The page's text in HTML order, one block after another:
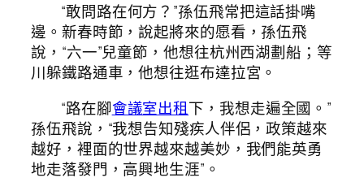
“敢問路在何方？”孫伍飛常把這話掛嘴
邊。新春時節，說起將來的愿看，孫伍飛
說，“六一”兒童節，他想往杭州西湖劃船；等
川躲鐵路通車，他想往逛布達拉宮。
“路在腳會議室出租下，我想走遍全國。”
孫伍飛說，“我想告知殘疾人伴侶，政策越來
越好，裡面的世界越來越美妙，我們能英勇
地走落發門，高興地生涯”。